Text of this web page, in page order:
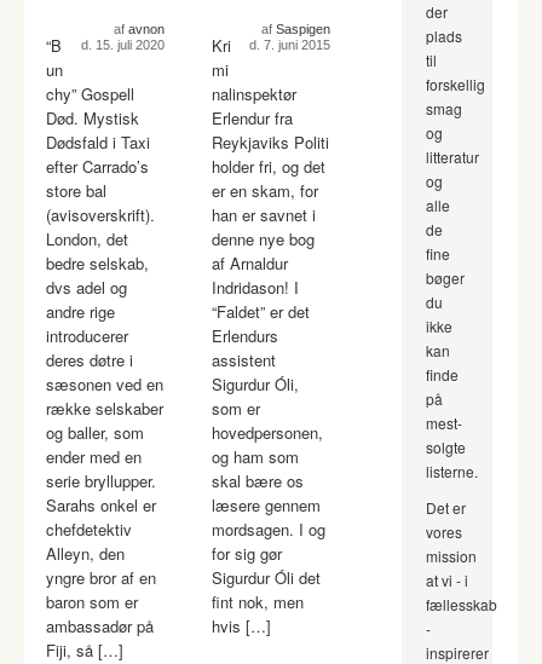
af avnon
d. 15. juli 2020
“B
un
chy” Gospell
Død. Mystisk
Dødsfald i Taxi
efter Carrado’s
store bal
(avisoverskrift).
London, det
bedre selskab,
dvs adel og
andre rige
introducerer
deres døtre i
sæsonen ved en
række selskaber
og baller, som
ender med en
serie bryllupper.
Sarahs onkel er
chefdetektiv
Alleyn, den
yngre bror af en
baron som er
ambassadør på
Fiji, så […]
af Saspigen
d. 7. juni 2015
Kri
mi
nalinspektør
Erlendur fra
Reykjaviks Politi
holder fri, og det
er en skam, for
han er savnet i
denne nye bog
af Arnaldur
Indridason! I
“Faldet” er det
Erlendurs
assistent
Sigurdur Óli,
som er
hovedpersonen,
og ham som
skal bære os
læsere gennem
mordsagen. I og
for sig gør
Sigurdur Óli det
fint nok, men
hvis […]
der
plads
til
forskellig
smag
og
litteratur
og
alle
de
fine
bøger
du
ikke
kan
finde
på
mest-
solgte
listerne.
Det er
vores
mission
at vi - i
fællesskab
-
inspirerer